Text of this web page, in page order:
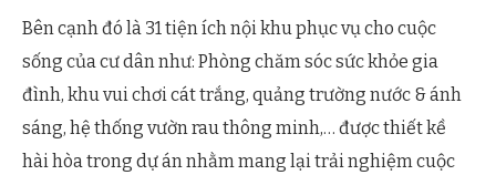
Bên cạnh đó là 31 tiện ích nội khu phục vụ cho cuộc
sống của cư dân như: Phòng chăm sóc sức khỏe gia
đình, khu vui chơi cát trắng, quảng trường nước & ánh
sáng, hệ thống vườn rau thông minh,… được thiết kề
hài hòa trong dự án nhằm mang lại trải nghiệm cuộc